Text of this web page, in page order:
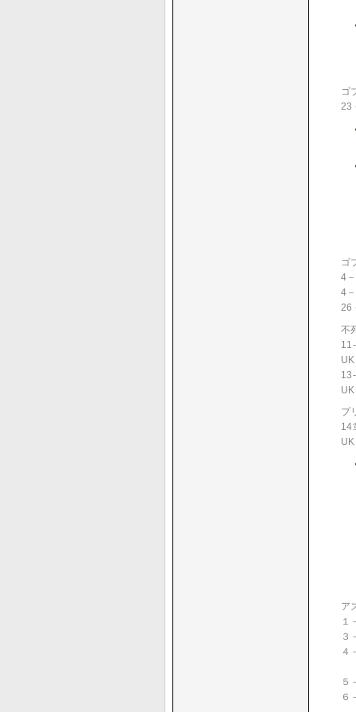
ゴ
23
ゴ
4
4
26
不
プ
14
ア
１
３
４
５
６